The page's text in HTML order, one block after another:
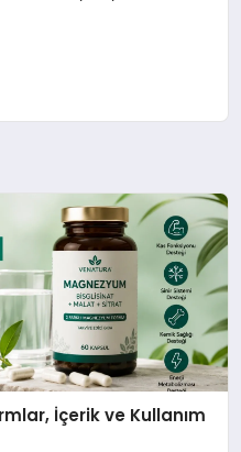
İçerik ve Kullanım